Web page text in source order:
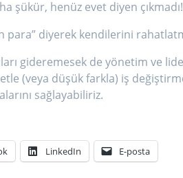
şükür, henüz evet diyen çıkmadı!
para” diyerek kendilerini
gideremesek de yönetim ve
(veya düşük farkla) iş
sağlayabiliriz.
LinkedIn E-posta